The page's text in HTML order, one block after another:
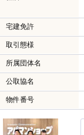
宅建免許
取引態様
所属団体名
公取協名
物件番号